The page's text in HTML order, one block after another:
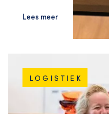
Lees meer
LOGISTIEK